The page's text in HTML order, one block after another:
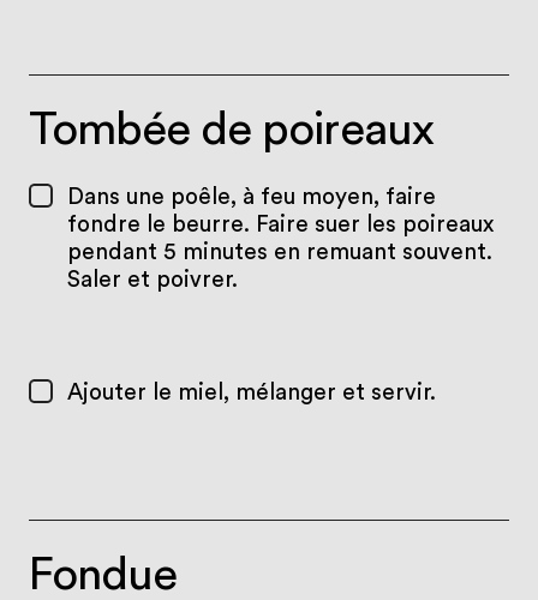
Tombée de poireaux
Dans une poêle, à feu moyen, faire
fondre le beurre. Faire suer les poireaux
pendant 5 minutes en remuant souvent.
Saler et poivrer.
Ajouter le miel, mélanger et servir.
Fondue